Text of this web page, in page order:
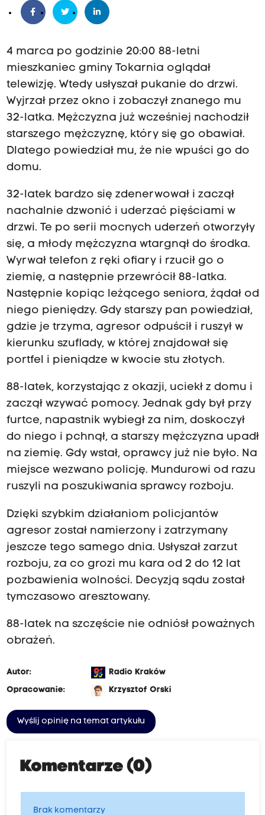
4 marca po godzinie 20:00 88-letni
mieszkaniec gminy Tokarnia oglądał
telewizję. Wtedy usłyszał pukanie do drzwi.
Wyjrzał przez okno i zobaczył znanego mu
32-latka. Mężczyzna już wcześniej nachodził
starszego mężczyznę, który się go obawiał.
Dlatego powiedział mu, że nie wpuści go do
domu.
32-latek bardzo się zdenerwował i zaczął
nachalnie dzwonić i uderzać pięściami w
drzwi. Te po serii mocnych uderzeń otworzyły
się, a młody mężczyzna wtargnął do środka.
Wyrwał telefon z ręki ofiary i rzucił go o
ziemię, a następnie przewrócił 88-latka.
Następnie kopiąc leżącego seniora, żądał od
niego pieniędzy. Gdy starszy pan powiedział,
gdzie je trzyma, agresor odpuścił i ruszył w
kierunku szuflady, w której znajdował się
portfel i pieniądze w kwocie stu złotych.
88-latek, korzystając z okazji, uciekł z domu i
zaczął wzywać pomocy. Jednak gdy był przy
furtce, napastnik wybiegł za nim, doskoczył
do niego i pchnął, a starszy mężczyzna upadł
na ziemię. Gdy wstał, oprawcy już nie było. Na
miejsce wezwano policję. Mundurowi od razu
ruszyli na poszukiwania sprawcy rozboju.
Dzięki szybkim działaniom policjantów
agresor został namierzony i zatrzymany
jeszcze tego samego dnia. Usłyszał zarzut
rozboju, za co grozi mu kara od 2 do 12 lat
pozbawienia wolności. Decyzją sądu został
tymczasowo aresztowany.
88-latek na szczęście nie odniósł poważnych
obrażeń.
Autor:
Radio Kraków
Opracowanie:
Krzysztof Orski
Wyślij opinię na temat artykułu
Komentarze (0)
Brak komentarzy